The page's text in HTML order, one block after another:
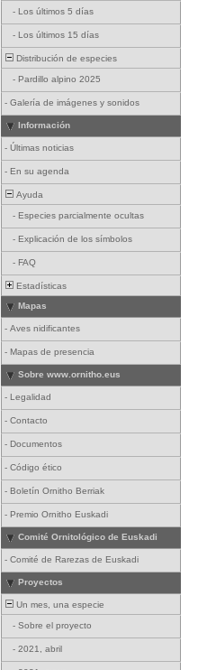
- Los últimos 5 días
- Los últimos 15 días
Distribución de especies
- Pardillo alpino 2025
- Galería de imágenes y sonidos
Información
- Últimas noticias
- En su agenda
Ayuda
- Especies parcialmente ocultas
- Explicación de los símbolos
- FAQ
Estadísticas
Mapas
- Aves nidificantes
- Mapas de presencia
Sobre www.ornitho.eus
- Legalidad
- Contacto
- Documentos
- Código ético
- Boletín Ornitho Berriak
- Premio Ornitho Euskadi
Comité Ornitológico de Euskadi
- Comité de Rarezas de Euskadi
Proyectos
Un mes, una especie
- Sobre el proyecto
- 2021, abril